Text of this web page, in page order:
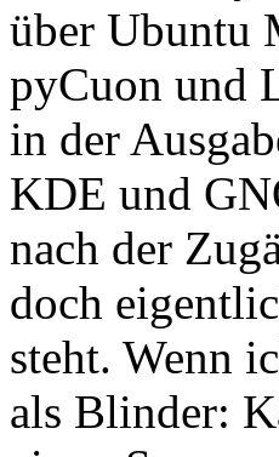
über Ubuntu
pyCuon und
in der
KDE und
nach der
doch
steht. Wenn
als Blinder: